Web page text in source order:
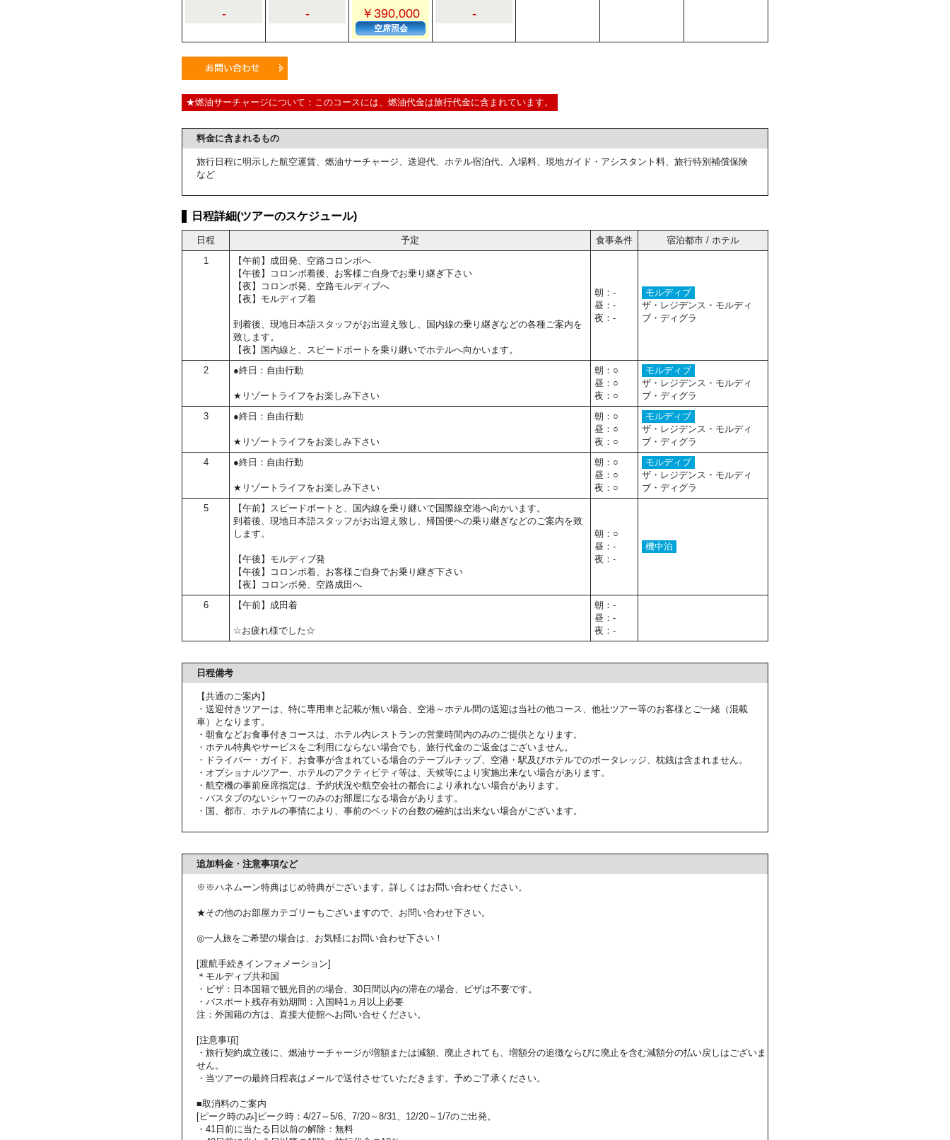
- - ￥390,000
空席照会
-
★燃油サーチャージについて：このコースには、燃油代金は旅行代金に含まれています。
料金に含まれるもの
旅行日程に明示した航空運賃、燃油サーチャージ、送迎代、ホテル宿泊代、入場料、現地ガイド・アシスタント料、旅行特別補償保険
など
日程詳細(ツアーのスケジュール)
日程 予定 食事条件
宿泊都市 / ホテル
1
【午前】成田発、空路コロンボへ
【午後】コロンボ着後、お客様ご自身でお乗り継ぎ下さい
【夜】コロンボ発、空路モルディブへ
【夜】モルディブ着
到着後、現地日本語スタッフがお出迎え致し、国内線の乗り継ぎなどの各種ご案内を
致します。
【夜】国内線と、スピードボートを乗り継いでホテルへ向かいます。
朝：-
昼：-
夜：-
モルディブ
ザ・レジデンス・モルディ
ブ・ディグラ
2 ●終日：自由行動
★リゾートライフをお楽しみ下さい
朝：○
昼：○
夜：○
モルディブ
ザ・レジデンス・モルディ
ブ・ディグラ
3
●終日：自由行動
★リゾートライフをお楽しみ下さい
朝：○
昼：○
夜：○
モルディブ
ザ・レジデンス・モルディ
ブ・ディグラ
4
●終日：自由行動
★リゾートライフをお楽しみ下さい
朝：○
昼：○
夜：○
モルディブ
ザ・レジデンス・モルディ
ブ・ディグラ
5
【午前】スピードボートと、国内線を乗り継いで国際線空港へ向かいます。
到着後、現地日本語スタッフがお出迎え致し、帰国便への乗り継ぎなどのご案内を致
します。
【午後】モルディブ発
【午後】コロンボ着、お客様ご自身でお乗り継ぎ下さい
【夜】コロンボ発、空路成田へ
朝：○
昼：-
夜：-
機中泊
6 【午前】成田着
☆お疲れ様でした☆
朝：-
昼：-
夜：-
日程備考
【共通のご案内】
・送迎付きツアーは、特に専用車と記載が無い場合、空港～ホテル間の送迎は当社の他コース、他社ツアー等のお客様とご一緒（混載
車）となります。
・朝食などお食事付きコースは、ホテル内レストランの営業時間内のみのご提供となります。
・ホテル特典やサービスをご利用にならない場合でも、旅行代金のご返金はございません。
・ドライバー・ガイド、お食事が含まれている場合のテーブルチップ、空港・駅及びホテルでのポータレッジ、枕銭は含まれません。
・オプショナルツアー、ホテルのアクティビティ等は、天候等により実施出来ない場合があります。
・航空機の事前座席指定は、予約状況や航空会社の都合により承れない場合があります。
・バスタブのないシャワーのみのお部屋になる場合があります。
・国、都市、ホテルの事情により、事前のベッドの台数の確約は出来ない場合がございます。
追加料金・注意事項など
※※ハネムーン特典はじめ特典がございます。詳しくはお問い合わせください。
★その他のお部屋カテゴリーもございますので、お問い合わせ下さい。
◎一人旅をご希望の場合は、お気軽にお問い合わせ下さい！
[渡航手続きインフォメーション]
＊モルディブ共和国
・ビザ：日本国籍で観光目的の場合、30日間以内の滞在の場合、ビザは不要です。
・パスポート残存有効期間：入国時1ヵ月以上必要
注：外国籍の方は、直接大使館へお問い合せください。
[注意事項]
・旅行契約成立後に、燃油サーチャージが増額または減額、廃止されても、増額分の追徴ならびに廃止を含む減額分の払い戻しはございま
せん。
・当ツアーの最終日程表はメールで送付させていただきます。予めご了承ください。
■取消料のご案内
[ピーク時のみ]ピーク時：4/27～5/6、7/20～8/31、12/20～1/7のご出発。
・41日前に当たる日以前の解除：無料